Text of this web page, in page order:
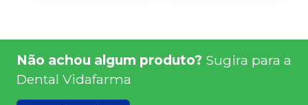
Não achou algum produto? Sugira para a
Dental Vidafarma